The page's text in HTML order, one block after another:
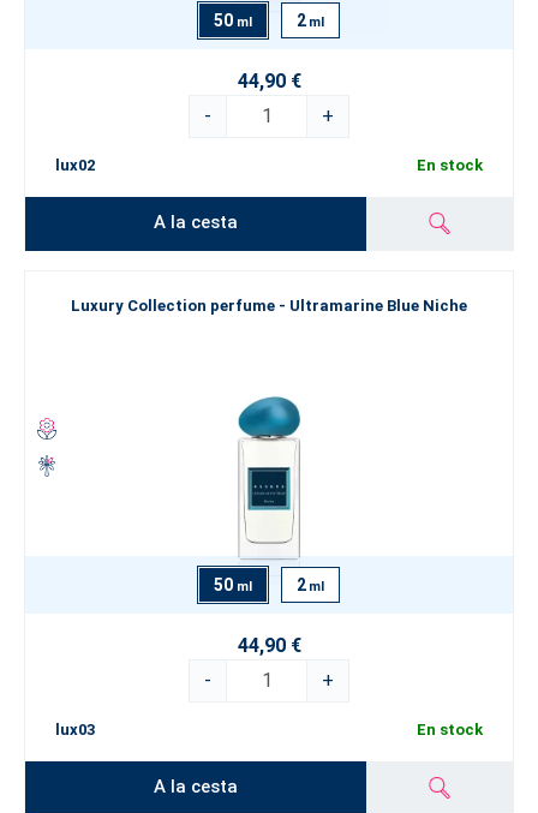
50 ml 2 ml
44,90 €
-
+
lux02 En stock
A la cesta
Luxury Collection perfume - Ultramarine Blue Niche
50 ml 2 ml
44,90 €
-
+
lux03 En stock
A la cesta